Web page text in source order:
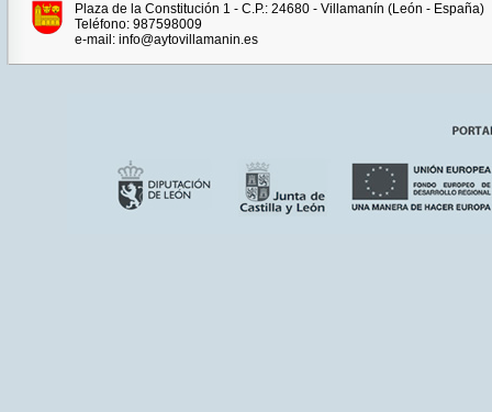
Plaza de la Constitución 1 - C.P.: 24680 - Villamanín (León - España)
Teléfono: 987598009
e-mail: info@aytovillamanin.es